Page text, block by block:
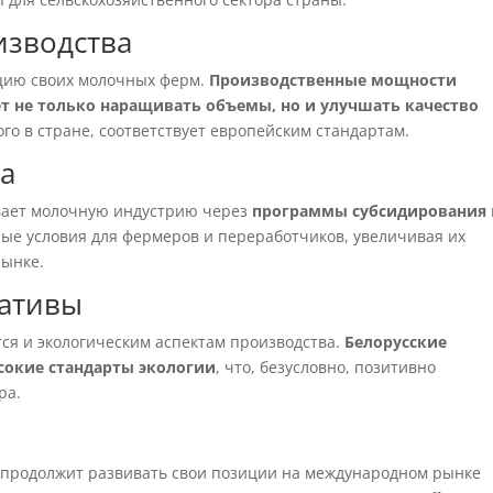
своих молочных ферм. Производственные мощности
не только наращивать объемы, но и улучшать качество
в стране, соответствует европейским стандартам.
молочную индустрию через программы субсидирования
условия для фермеров и переработчиков, увеличивая их
и экологическим аспектам производства. Белорусские
стандарты экологии, что, безусловно, позитивно
развивать свои позиции на международном рынке